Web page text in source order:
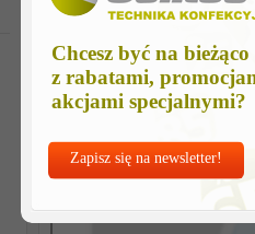
Chcesz być na bieżąco
z rabatami,
akcjami specjalnymi?
Zapisz się na newsletter!
tape clipper us